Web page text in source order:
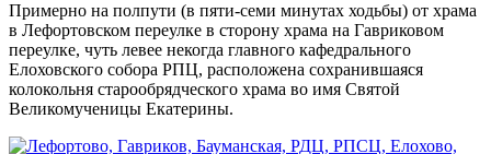
Примерно на полпути (в пяти-семи минутах ходьбы) от храма
в Лефортовском переулке в сторону храма на Гавриковом
переулке, чуть левее некогда главного кафедрального
Елоховского собора РПЦ, расположена сохранившаяся
колокольня старообрядческого храма во имя Святой
Великомученицы Екатерины.